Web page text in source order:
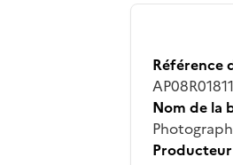
Référence
AP08R01811
Nom de la
Producteur